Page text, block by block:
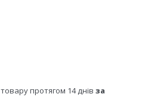
протягом 14 днів за